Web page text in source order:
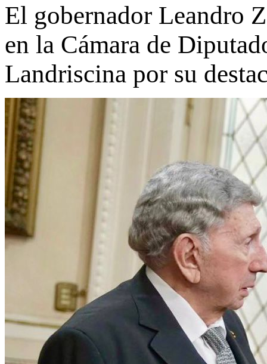
El gobernador Leandro
en la Cámara de
Landriscina por su